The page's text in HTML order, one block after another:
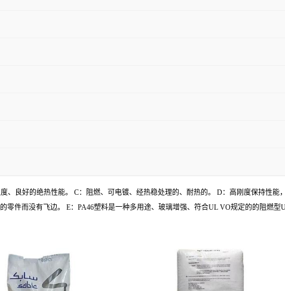
、良好的绝热性能。 C：阻燃、可电镀、经热稳处理的、耐热的。 D：高刚度保持性能
零件而没有飞边。 E：PA46塑料是一种多用途、玻璃增强、符合UL VO规定的的阻燃型